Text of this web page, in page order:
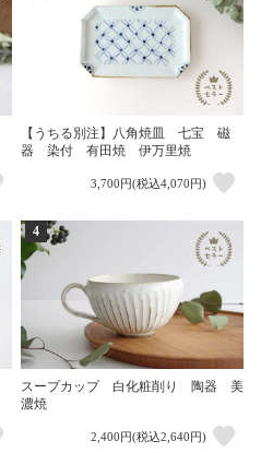
【うちる別注】八角焼皿 七宝 磁
器 染付 有田焼 伊万里焼
3,700円(税込4,070円)
4
スープカップ 白化粧削り 陶器 美
濃焼
2,400円(税込2,640円)